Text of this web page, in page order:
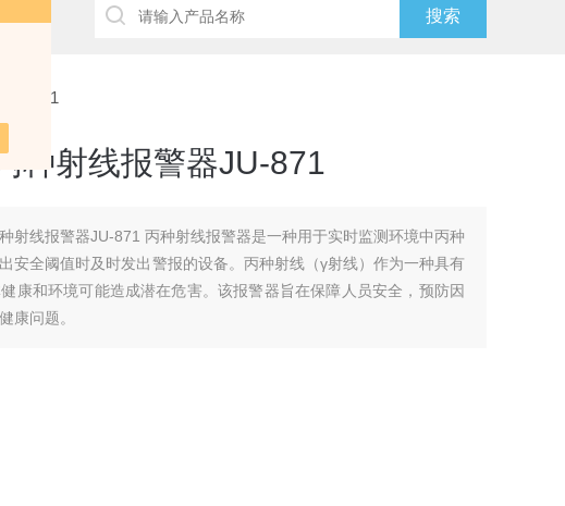
871
种射线报警器JU-871
射线报警器JU-871 丙种射线报警器是一种用于实时监测环境中丙种
安全阈值时及时发出警报的设备。丙种射线（γ射线）作为一种具有
康和环境可能造成潜在危害。该报警器旨在保障人员安全，预防因
康问题。